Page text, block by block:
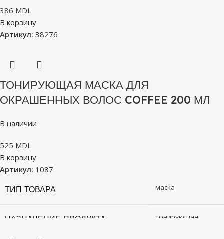
386 MDL
В корзину
Артикул: 38276
ТОНИРУЮЩАЯ МАСКА ДЛЯ
ОКРАШЕННЫХ ВОЛОС COFFEE 200 МЛ
В наличии
525 MDL
В корзину
Артикул: 1087
ТИП ТОВАРА
маска
НАЗНАЧЕНИЕ ПРОДУКТА тонирующая